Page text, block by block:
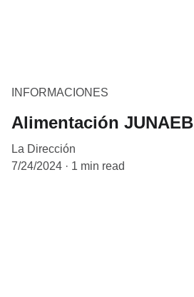
INFORMACIONES
Alimentación JUNAEB
La Dirección
7/24/2024
1 min read